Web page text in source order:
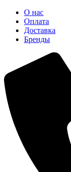
О нас
Оплата
Доставка
Бренды